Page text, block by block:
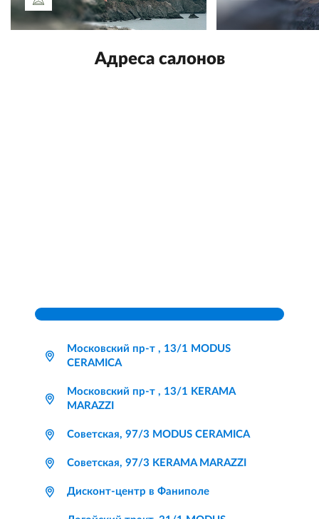
Адреса салонов
Московский пр-т , 13/1 MODUS
CERAMICA
Московский пр-т , 13/1 KERAMA
MARAZZI
Советская, 97/3 MODUS CERAMICA
Советская, 97/3 KERAMA MARAZZI
Дисконт-центр в Фаниполе